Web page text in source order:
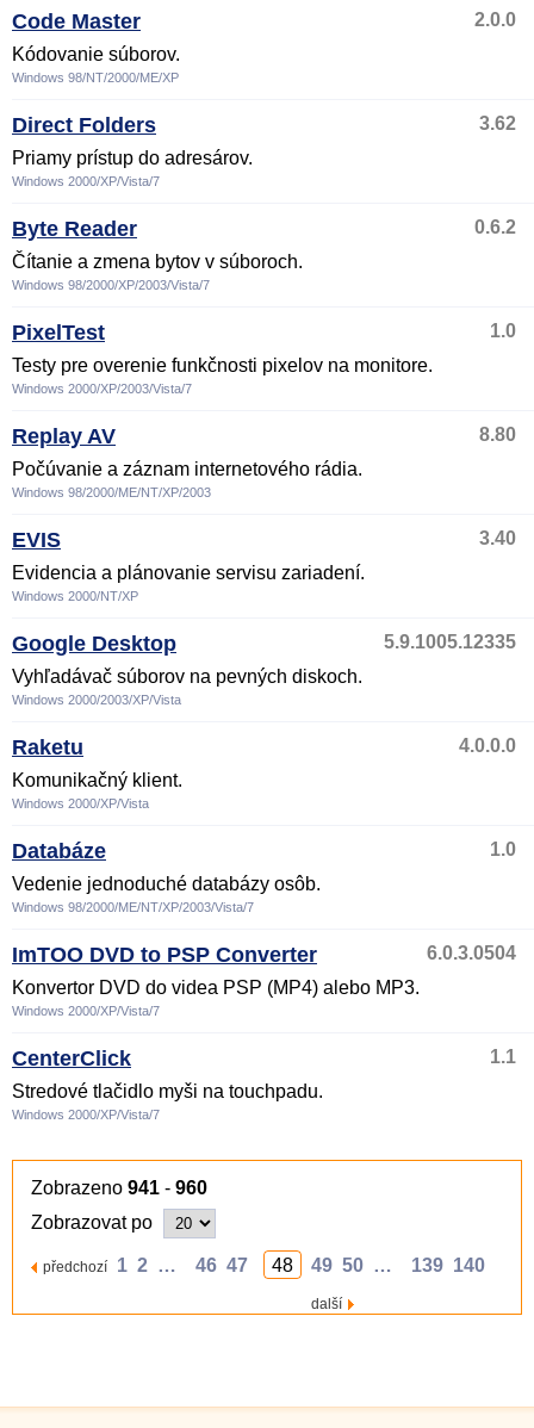
Code Master
2.0.0
Kódovanie súborov.
Windows 98/NT/2000/ME/XP
Direct Folders
3.62
Priamy prístup do adresárov.
Windows 2000/XP/Vista/7
Byte Reader
0.6.2
Čítanie a zmena bytov v súboroch.
Windows 98/2000/XP/2003/Vista/7
PixelTest
1.0
Testy pre overenie funkčnosti pixelov na monitore.
Windows 2000/XP/2003/Vista/7
Replay AV
8.80
Počúvanie a záznam internetového rádia.
Windows 98/2000/ME/NT/XP/2003
EVIS
3.40
Evidencia a plánovanie servisu zariadení.
Windows 2000/NT/XP
Google Desktop
5.9.1005.12335
Vyhľadávač súborov na pevných diskoch.
Windows 2000/2003/XP/Vista
Raketu
4.0.0.0
Komunikačný klient.
Windows 2000/XP/Vista
Databáze
1.0
Vedenie jednoduché databázy osôb.
Windows 98/2000/ME/NT/XP/2003/Vista/7
ImTOO DVD to PSP Converter
6.0.3.0504
Konvertor DVD do videa PSP (MP4) alebo MP3.
Windows 2000/XP/Vista/7
CenterClick
1.1
Stredové tlačidlo myši na touchpadu.
Windows 2000/XP/Vista/7
Zobrazeno 941 - 960
Zobrazovat po
předchozí 1 2 … 46 47 48 49 50 … 139 140
další